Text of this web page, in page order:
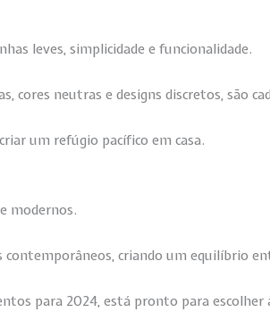
leves, simplicidade e funcionalidade.
neutras e designs discretos, são
um refúgio pacífico em casa.
modernos.
criando um equilíbrio
para 2024, está pronto para escolher